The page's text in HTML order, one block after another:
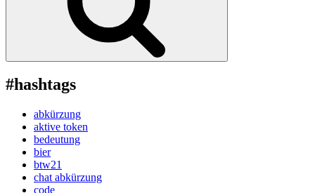
#hashtags
abkürzung
aktive token
bedeutung
bier
btw21
chat abkürzung
code